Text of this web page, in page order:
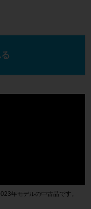
年モデルの中古品です。